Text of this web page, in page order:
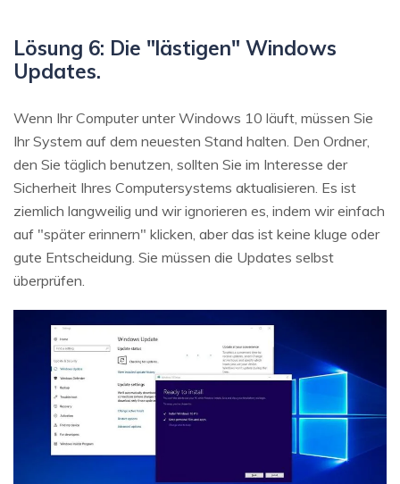
Lösung 6: Die "lästigen" Windows
Updates.
Wenn Ihr Computer unter Windows 10 läuft, müssen Sie
Ihr System auf dem neuesten Stand halten. Den Ordner,
den Sie täglich benutzen, sollten Sie im Interesse der
Sicherheit Ihres Computersystems aktualisieren. Es ist
ziemlich langweilig und wir ignorieren es, indem wir einfach
auf "später erinnern" klicken, aber das ist keine kluge oder
gute Entscheidung. Sie müssen die Updates selbst
überprüfen.